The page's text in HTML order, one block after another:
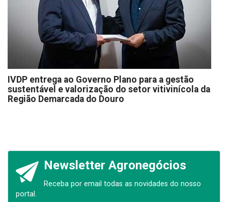
IVDP entrega ao Governo Plano para a gestão
sustentável e valorização do setor vitivinícola da
Região Demarcada do Douro
Newsletter Agronegócios
Receba por email todas as novidades do nosso
portal.